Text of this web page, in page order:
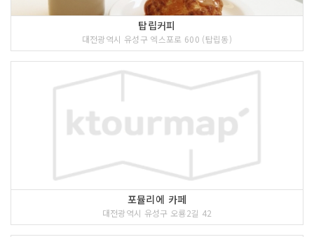
탑립커피
대전광역시 유성구 엑스포로 600 (탑립동)
포뮬리에 카페
대전광역시 유성구 오룡2길 42